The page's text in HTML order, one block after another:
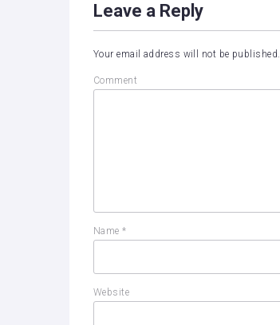
Leave a Reply
Your email address will not be published.
Comment
Name*
Website